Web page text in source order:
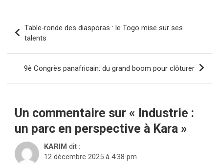
o
o
k
A
p
a
n
de
l’article
Table‑ronde des diasporas : le Togo mise sur ses
talents
9è Congrès panafricain: du grand boom pour clôturer
Un commentaire sur « Industrie :
un parc en perspective à Kara »
KARIM dit :
12 décembre 2025 à 4:38 pm